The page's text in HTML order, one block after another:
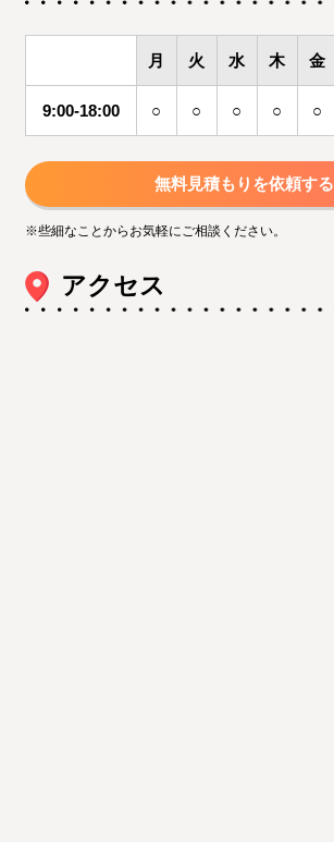
月 火 水 木 金
9:00-18:00 ○ ○ ○ ○ ○
無料見積もりを依頼する
※些細なことからお気軽にご相談ください。
アクセス